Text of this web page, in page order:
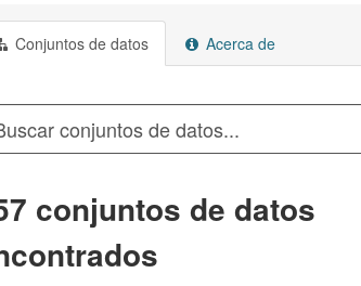
Conjuntos de datos Acerca de
conjuntos de datos